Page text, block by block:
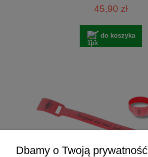
45,90 zł
do koszyka
Dbamy o Twoją prywatność